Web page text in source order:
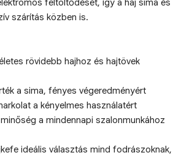
feltöltődését, így a haj sima és
szárítás közben is.
rövidebb hajhoz és hajtövek
a sima, fényes végeredményért
a kényelmes használatért
a mindennapi szalonmunkához
ideális választás mind fodrászoknak,